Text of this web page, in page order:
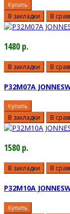
Купить
В закладки
В
1480 р.
В закладки В
P32M07A
Купить
В закладки
В
1580 р.
В закладки В
P32M10A
Купить